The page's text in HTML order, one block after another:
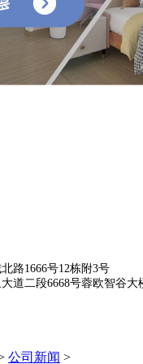
路1666号12栋附3号
道二段6668号蓉欧智谷大
公司新闻 >